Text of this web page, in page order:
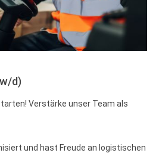
d)
Verstärke unser Team als
und hast Freude an logistischen